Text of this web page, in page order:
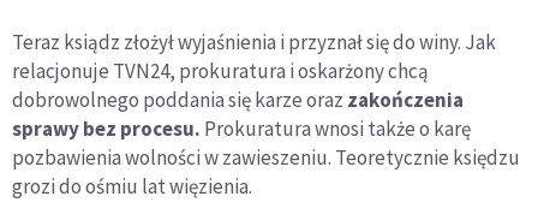
Teraz ksiądz złożył wyjaśnienia i przyznał się do winy. Jak
relacjonuje TVN24, prokuratura i oskarżony chcą
dobrowolnego poddania się karze oraz zakończenia
sprawy bez procesu. Prokuratura wnosi także o karę
pozbawienia wolności w zawieszeniu. Teoretycznie księdzu
grozi do ośmiu lat więzienia.